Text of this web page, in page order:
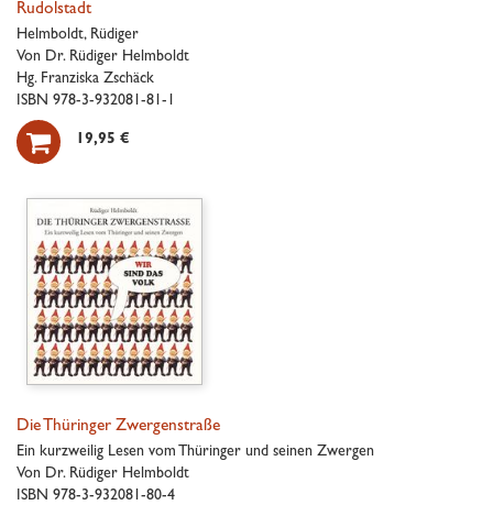
Rudolstadt
Helmboldt, Rüdiger
Von Dr. Rüdiger Helmboldt
Hg. Franziska Zschäck
ISBN 978-3-932081-81-1
 19,95 €
Die Thüringer Zwergenstraße
Ein kurzweilig Lesen vom Thüringer und seinen Zwergen
Von Dr. Rüdiger Helmboldt
ISBN 978-3-932081-80-4